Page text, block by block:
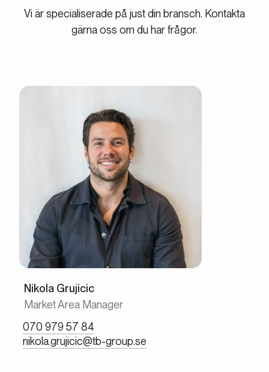
Vi är specialiserade på just din bransch. Kontakta
gärna oss om du har frågor.
Nikola Grujicic
Market Area Manager
070 979 57 84
nikola.grujicic@tb-group.se